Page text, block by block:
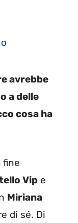
avrebbe
a delle
cosa ha
fine
Vip e
Miriana
di sé. Di